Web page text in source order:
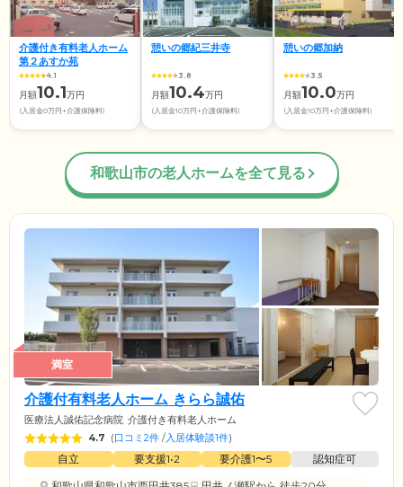
介護付き有料老人ホーム
第２あすか苑
4.1
月額10.1万円
(入居金0万円+介護保険料)
憩いの郷紀三井寺
3.8
月額10.4万円
(入居金10万円+介護保険料)
憩いの郷加納
3.5
月額10.0万円
(入居金10万円+介護保険料)
和歌山市の老人ホームを全て見る
満室
介護付有料老人ホーム きらら誠佑
医療法人誠佑記念病院 介護付き有料老人ホーム
4.7 (口コミ2件 /入居体験談1件)
自立 要支援1•2 要介護1〜5
認知症可